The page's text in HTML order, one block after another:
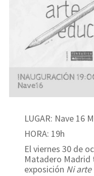
LUGAR: Nave 16
HORA: 19h
El viernes 30 de
Matadero Madrid
exposición Ni